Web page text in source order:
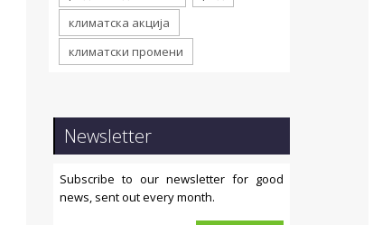
климатска акција
климатски промени
Newsletter
Subscribe to our newsletter for good
news, sent out every month.